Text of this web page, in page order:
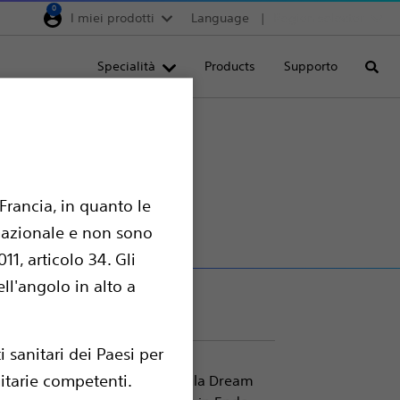
in quanto le
e non sono
articolo 34. Gli
in alto a
sanitari dei Paesi per
competenti.
0
I miei prodotti Language
Specialità Products Supporto
Cerca
un'estremità idrofila Dream